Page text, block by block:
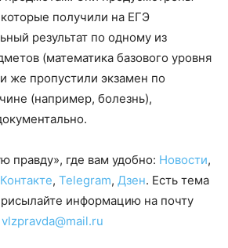
получили на ЕГЭ
результат по одному из
(математика базового уровня
же пропустили экзамен по
(например, болезнь),
правду», где вам удобно: Новости,
, Telegram, Дзен. Есть тема
информацию на почту
vlzpravda@mail.ru